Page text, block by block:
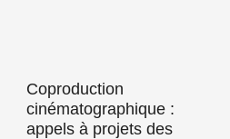
Coproduction
cinématographique :
appels à projets des